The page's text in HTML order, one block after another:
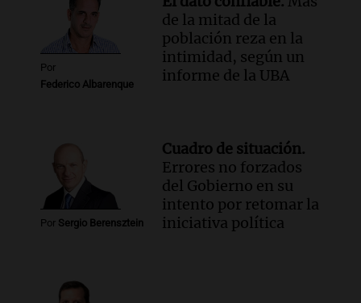
Episodios
Por
Federico Albarenque
de la mitad de la
población reza en la
intimidad, según un
informe de la UBA
Por Sergio Berensztein
Cuadro de situación.
Errores no forzados
del Gobierno en su
intento por retomar la
iniciativa política